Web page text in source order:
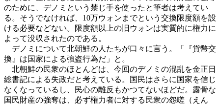
のために、デノミという禁じ手を使ったと筆者は考えてい
る。そうでなければ、10万ウォンまでという交換限度額を設
ける必要などない。限度額以上の旧ウォンは実質的に権力に
よって没収されたのである。
デノミについて北朝鮮の人たちが口々に言う。「『貨幣交
換』は国家による強盗行為だ」と。
北朝鮮の民衆のほとんどは、今回のデノミの混乱を金正日
総書記による失政だと考えている。国民はさらに国家を信じ
なくなっているし、民心の離反もかつてないほどだ。露骨な
国民財産の強奪は、必ず権力者に対する民衆の怨嗟（えん